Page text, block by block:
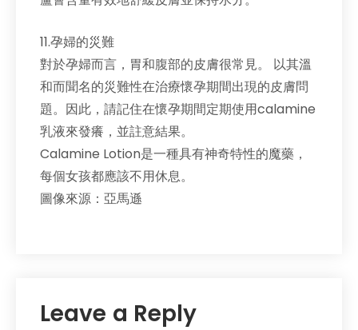
11.孕婦的災難
對於孕婦而言，胃和腹部的皮膚很常見。 以其溫
和而聞名的災難性在治療懷孕期間出現的皮膚問
題。因此，請記住在懷孕期間定期使用calamine
乳液來發癢，並註意結果。
Calamine Lotion是一種具有神奇特性的魔藥，
每個女孩都應該不用休息。
圖像來源：亞馬遜
Leave a Reply